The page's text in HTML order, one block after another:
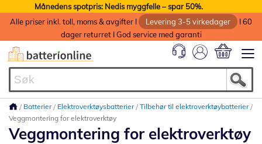
Månedens spotpris: Nedis myggfelle – spar 50%.
Alle priser inkl. toll, moms & avgifter I
Levering 3-5 virkedager
I 60
dager returret I God service med garanti
Batterier Elektroverktøysbatterier Tilbehør til elektroverktøybatterier
Veggmontering for elektroverktøy
Veggmontering for elektroverktøy